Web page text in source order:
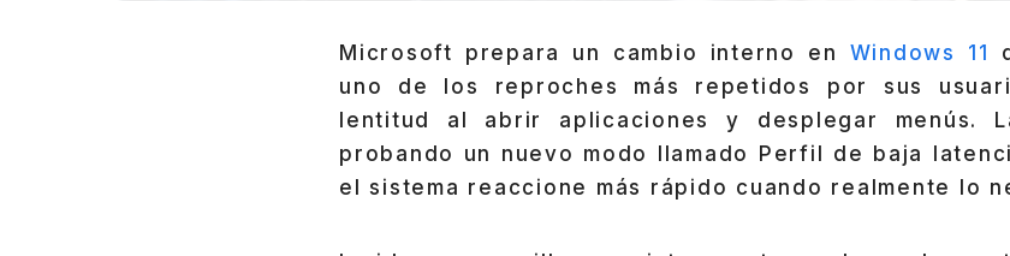
Microsoft prepara un cambio interno en Windows 11
uno de los reproches más repetidos por sus
lentitud al abrir aplicaciones y desplegar menús.
probando un nuevo modo llamado Perfil de baja
el sistema reaccione más rápido cuando realmente lo